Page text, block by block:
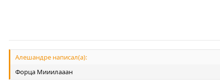
Алешандре написал(а):
Форца Мииилааан